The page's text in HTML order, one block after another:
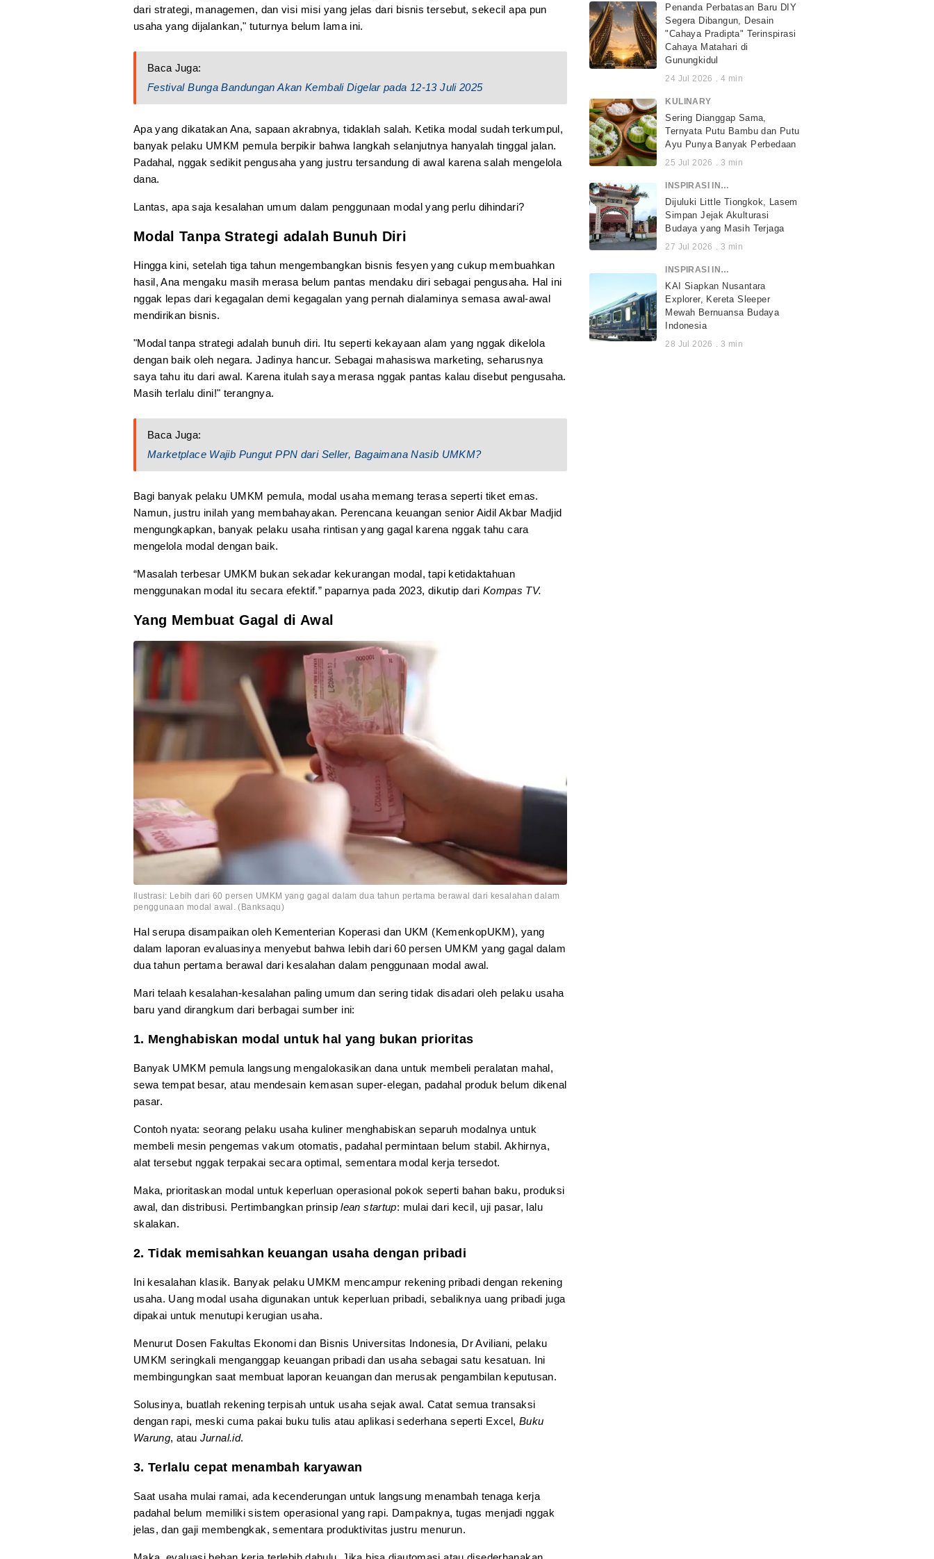
dari strategi, managemen, dan visi misi yang jelas dari bisnis tersebut, sekecil apa pun
usaha yang dijalankan," tuturnya belum lama ini.
Baca Juga:
Festival Bunga Bandungan Akan Kembali Digelar pada 12-13 Juli 2025
Apa yang dikatakan Ana, sapaan akrabnya, tidaklah salah. Ketika modal sudah terkumpul,
banyak pelaku UMKM pemula berpikir bahwa langkah selanjutnya hanyalah tinggal jalan.
Padahal, nggak sedikit pengusaha yang justru tersandung di awal karena salah mengelola
dana.
Lantas, apa saja kesalahan umum dalam penggunaan modal yang perlu dihindari?
Modal Tanpa Strategi adalah Bunuh Diri
Hingga kini, setelah tiga tahun mengembangkan bisnis fesyen yang cukup membuahkan
hasil, Ana mengaku masih merasa belum pantas mendaku diri sebagai pengusaha. Hal ini
nggak lepas dari kegagalan demi kegagalan yang pernah dialaminya semasa awal-awal
mendirikan bisnis.
"Modal tanpa strategi adalah bunuh diri. Itu seperti kekayaan alam yang nggak dikelola
dengan baik oleh negara. Jadinya hancur. Sebagai mahasiswa marketing, seharusnya
saya tahu itu dari awal. Karena itulah saya merasa nggak pantas kalau disebut pengusaha.
Masih terlalu dini!" terangnya.
Baca Juga:
Marketplace Wajib Pungut PPN dari Seller, Bagaimana Nasib UMKM?
Bagi banyak pelaku UMKM pemula, modal usaha memang terasa seperti tiket emas.
Namun, justru inilah yang membahayakan. Perencana keuangan senior Aidil Akbar Madjid
mengungkapkan, banyak pelaku usaha rintisan yang gagal karena nggak tahu cara
mengelola modal dengan baik.
“Masalah terbesar UMKM bukan sekadar kekurangan modal, tapi ketidaktahuan
menggunakan modal itu secara efektif.” paparnya pada 2023, dikutip dari Kompas TV.
Yang Membuat Gagal di Awal
Ilustrasi: Lebih dari 60 persen UMKM yang gagal dalam dua tahun pertama berawal dari kesalahan dalam
penggunaan modal awal. (Banksaqu)
Hal serupa disampaikan oleh Kementerian Koperasi dan UKM (KemenkopUKM), yang
dalam laporan evaluasinya menyebut bahwa lebih dari 60 persen UMKM yang gagal dalam
dua tahun pertama berawal dari kesalahan dalam penggunaan modal awal.
Mari telaah kesalahan-kesalahan paling umum dan sering tidak disadari oleh pelaku usaha
baru yand dirangkum dari berbagai sumber ini:
1. Menghabiskan modal untuk hal yang bukan prioritas
Banyak UMKM pemula langsung mengalokasikan dana untuk membeli peralatan mahal,
sewa tempat besar, atau mendesain kemasan super-elegan, padahal produk belum dikenal
pasar.
Contoh nyata: seorang pelaku usaha kuliner menghabiskan separuh modalnya untuk
membeli mesin pengemas vakum otomatis, padahal permintaan belum stabil. Akhirnya,
alat tersebut nggak terpakai secara optimal, sementara modal kerja tersedot.
Maka, prioritaskan modal untuk keperluan operasional pokok seperti bahan baku, produksi
awal, dan distribusi. Pertimbangkan prinsiplean startup: mulai dari kecil, uji pasar, lalu
skalakan.
2. Tidak memisahkan keuangan usaha dengan pribadi
Ini kesalahan klasik. Banyak pelaku UMKM mencampur rekening pribadi dengan rekening
usaha. Uang modal usaha digunakan untuk keperluan pribadi, sebaliknya uang pribadi juga
dipakai untuk menutupi kerugian usaha.
Menurut Dosen Fakultas Ekonomi dan Bisnis Universitas Indonesia, Dr Aviliani, pelaku
UMKM seringkali menganggap keuangan pribadi dan usaha sebagai satu kesatuan. Ini
membingungkan saat membuat laporan keuangan dan merusak pengambilan keputusan.
Solusinya, buatlah rekening terpisah untuk usaha sejak awal. Catat semua transaksi
dengan rapi, meski cuma pakai buku tulis atau aplikasi sederhana seperti Excel, Buku
Warung, atau Jurnal.id.
3. Terlalu cepat menambah karyawan
Saat usaha mulai ramai, ada kecenderungan untuk langsung menambah tenaga kerja
padahal belum memiliki sistem operasional yang rapi. Dampaknya, tugas menjadi nggak
jelas, dan gaji membengkak, sementara produktivitas justru menurun.
Penanda Perbatasan Baru DIY
Segera Dibangun, Desain
"Cahaya Pradipta" Terinspirasi
Cahaya Matahari di
Gunungkidul
24 Jul 2026 . 4 min
KULINARY
Sering Dianggap Sama,
Ternyata Putu Bambu dan Putu
Ayu Punya Banyak Perbedaan
25 Jul 2026 . 3 min
INSPIRASI INDONESIA
Dijuluki Little Tiongkok, Lasem
Simpan Jejak Akulturasi
Budaya yang Masih Terjaga
27 Jul 2026 . 3 min
INSPIRASI INDONESIA
KAI Siapkan Nusantara
Explorer, Kereta Sleeper
Mewah Bernuansa Budaya
Indonesia
28 Jul 2026 . 3 min